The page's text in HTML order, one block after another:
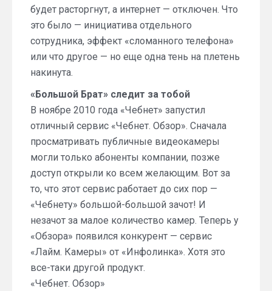
будет расторгнут, а интернет — отключен. Что
это было — инициатива отдельного
сотрудника, эффект «сломанного телефона»
или что другое — но еще одна тень на плетень
накинута.
«Большой Брат» следит за тобой
В ноябре 2010 года «Чебнет» запустил
отличный сервис «Чебнет. Обзор». Сначала
просматривать публичные видеокамеры
могли только абоненты компании, позже
доступ открыли ко всем желающим. Вот за
то, что этот сервис работает до сих пор —
«Чебнету» большой-большой зачот! И
незачот за малое количество камер. Теперь у
«Обзора» появился конкурент — сервис
«Лайм. Камеры» от «Инфолинка». Хотя это
все-таки другой продукт.
«Чебнет. Обзор»